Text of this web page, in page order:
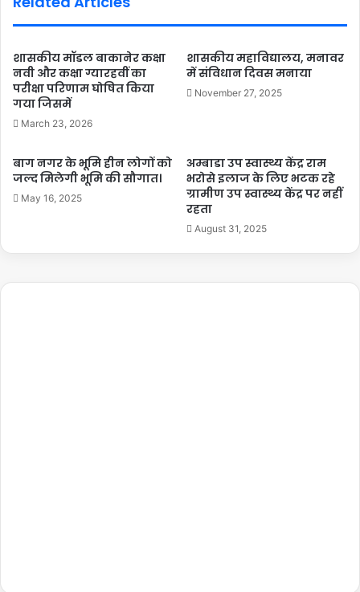
शासकीय मॉडल बाकानेर कक्षा
नवी और कक्षा ग्यारहवीं का
परीक्षा परिणाम घोषित किया
गया जिसमें
March 23, 2026
शासकीय महाविद्यालय, मनावर
में संविधान दिवस मनाया
November 27, 2025
बाग नगर के भूमि हीन लोगों को
जल्द मिलेगी भूमि की सौगात।
May 16, 2025
अम्बाडा उप स्वास्थ्य केंद्र राम
भरोसे इलाज के लिए भटक रहे
ग्रामीण उप स्वास्थ्य केंद्र पर नहीं
रहता
August 31, 2025